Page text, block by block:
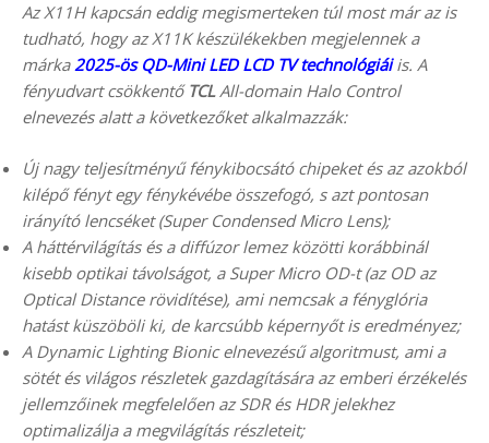
Az X11H kapcsán eddig megismerteken túl most már az is
tudható, hogy az X11K készülékekben megjelennek a
márka2025-ös QD-Mini LED LCD TV technológiáiis. A
fényudvart csökkentő TCLAll-domain Halo Control
elnevezés alatt a következőket alkalmazzák:
Új nagy teljesítményű fénykibocsátó chipeket és az azokból
kilépő fényt egy fénykévébe összefogó, s azt pontosan
irányító lencséket (Super Condensed Micro Lens);
A háttérvilágítás és a diffúzor lemez közötti korábbinál
kisebb optikai távolságot, a Super Micro OD-t (az OD az
Optical Distance rövidítése), ami nemcsak a fényglória
hatást küszöböli ki, de karcsúbb képernyőt is eredményez;
A Dynamic Lighting Bionic elnevezésű algoritmust, ami a
sötét és világos részletek gazdagítására az emberi érzékelés
jellemzőinek megfelelően az SDR és HDR jelekhez
optimalizálja a megvilágítás részleteit;